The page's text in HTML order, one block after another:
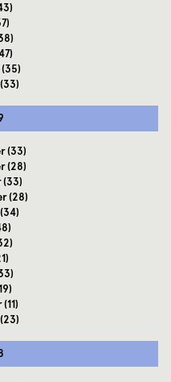
(35)
(33)
(28)
(33)
(28)
(11)